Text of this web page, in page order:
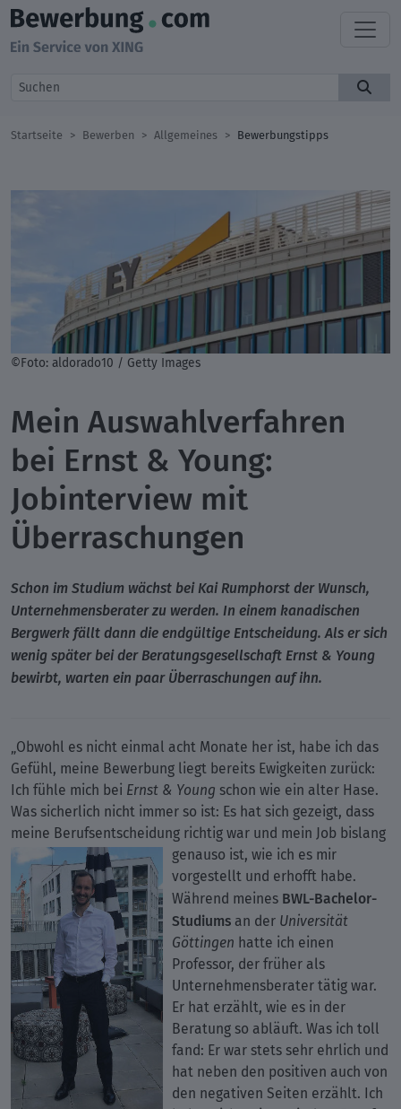
Startseite Bewerben Allgemeines Bewerbungstipps
©Foto: aldorado10 / Getty Images
Mein Auswahlverfahren
bei Ernst & Young:
Jobinterview mit
Überraschungen
Schon im Studium wächst bei Kai Rumphorst der Wunsch,
Unternehmensberater zu werden. In einem kanadischen
Bergwerk fällt dann die endgültige Entscheidung. Als er sich
wenig später bei der Beratungsgesellschaft Ernst & Young
bewirbt, warten ein paar Überraschungen auf ihn.
„Obwohl es nicht einmal acht Monate her ist, habe ich das
Gefühl, meine Bewerbung liegt bereits Ewigkeiten zurück:
Ich fühle mich bei Ernst & Young schon wie ein alter Hase.
Was sicherlich nicht immer so ist: Es hat sich gezeigt, dass
meine Berufsentscheidung richtig war und mein Job bislang
genauso ist, wie ich es mir
vorgestellt und erhofft habe.
Während meines BWL-Bachelor-
Studiums an der Universität
Göttingen hatte ich einen
Professor, der früher als
Unternehmensberater tätig war.
Er hat erzählt, wie es in der
Beratung so abläuft. Was ich toll
fand: Er war stets sehr ehrlich und
hat neben den positiven auch von
den negativen Seiten erzählt. Ich